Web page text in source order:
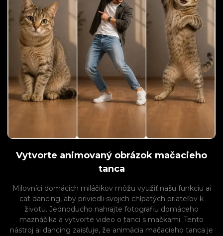
Vytvorte animovaný obrázok mačacieho
tanca
Milovníci domácich miláčikov môžu využiť našu funkciu ai
cat dancing, aby priviedli svojich chlpatých priateľov k
životu. Jednoducho nahrajte fotografiu domáceho
maznáčika a vytvorte video o tanci s mačkami. Tento
nástroj ai dancing zaisťuje, že animácia mačacieho tanca je